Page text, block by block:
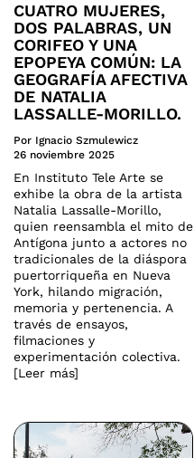
CUATRO MUJERES,
DOS PALABRAS, UN
CORIFEO Y UNA
EPOPEYA COMÚN: LA
GEOGRAFÍA AFECTIVA
DE NATALIA
LASSALLE-MORILLO.
Por Ignacio Szmulewicz
26 noviembre 2025
En Instituto Tele Arte se
exhibe la obra de la artista
Natalia Lassalle-Morillo,
quien reensambla el mito de
Antígona junto a actores no
tradicionales de la diáspora
puertorriqueña en Nueva
York, hilando migración,
memoria y pertenencia. A
través de ensayos,
filmaciones y
experimentación colectiva.
[Leer más]